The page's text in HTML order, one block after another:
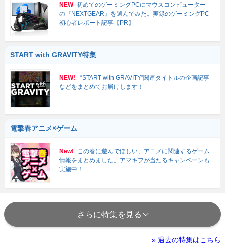
NEW 初めてのゲーミングPCにマウスコンピューター
の『NEXTGEAR』を選んでみた。実録のゲーミングPC
初心者レポート記事【PR】
START with GRAVITY特集
NEW!
“START with GRAVITY”関連タイトルの企画記事
などをまとめてお届けします！
電撃春アニメ×ゲーム
New!
この春に遊んでほしい、アニメに関連するゲーム
情報をまとめました。アマギフが当たるキャンペーンも
実施中！
さらに特集を見る
» 過去の特集はこちら